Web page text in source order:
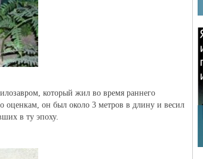
который жил во время раннего
оценкам, он был около 3 метров в длину и весил
в ту эпоху.